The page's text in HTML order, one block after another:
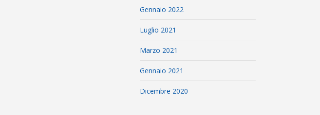
Gennaio 2022
Luglio 2021
Marzo 2021
Gennaio 2021
Dicembre 2020